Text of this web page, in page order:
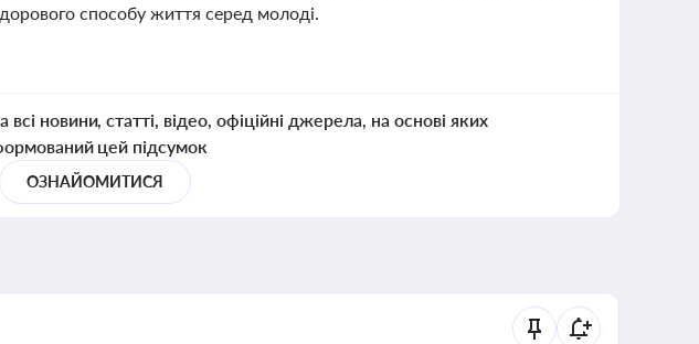
способу життя серед молоді.
новини, статті, відео, офіційні джерела, на основі яких
цей підсумок
ОЗНАЙОМИТИСЯ